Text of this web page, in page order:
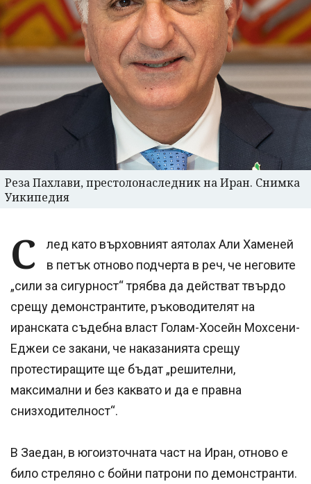
Реза Пахлави, престолонаследник на Иран. Снимка
Уикипедия
С
лед като върховният аятолах Али Хаменей
в петък отново подчерта в реч, че неговите
„сили за сигурност“ трябва да действат твърдо
срещу демонстрантите, ръководителят на
иранската съдебна власт Голам-Хосейн Мохсени-
Еджеи се закани, че наказанията срещу
протестиращите ще бъдат „решителни,
максимални и без каквато и да е правна
снизходителност“.
В Заедан, в югоизточната част на Иран, отново е
било стреляно с бойни патрони по демонстранти.